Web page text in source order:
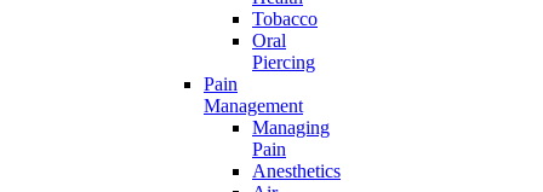
Tobacco
Oral
Piercing
Pain
Management
Managing
Pain
Anesthetics